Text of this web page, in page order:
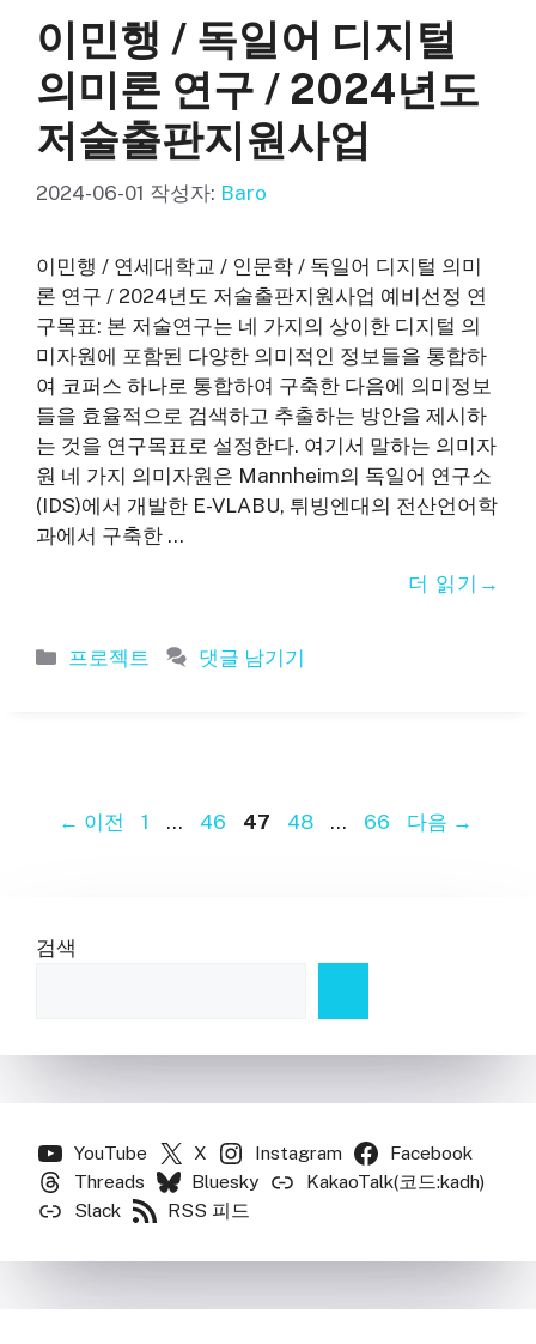
이민행 / 독일어 디지털
의미론 연구 / 2024년도
저술출판지원사업
2024-06-01 작성자: Baro
이민행 / 연세대학교 / 인문학 / 독일어 디지털 의미
론 연구 / 2024년도 저술출판지원사업 예비선정 연
구목표: 본 저술연구는 네 가지의 상이한 디지털 의
미자원에 포함된 다양한 의미적인 정보들을 통합하
여 코퍼스 하나로 통합하여 구축한 다음에 의미정보
들을 효율적으로 검색하고 추출하는 방안을 제시하
는 것을 연구목표로 설정한다. 여기서 말하는 의미자
원 네 가지 의미자원은 Mannheim의 독일어 연구소
(IDS)에서 개발한 E-VLABU, 튀빙엔대의 전산언어학
과에서 구축한 …
더 읽기
카
프로젝트 댓글 남기기
← 이전
페
1 …
페
46
페
47
페
48 …
페
66 다음 →
검색
YouTube X Instagram
Facebook
Threads
Bluesky
KakaoTalk(코드:kadh)
Slack
RSS 피드